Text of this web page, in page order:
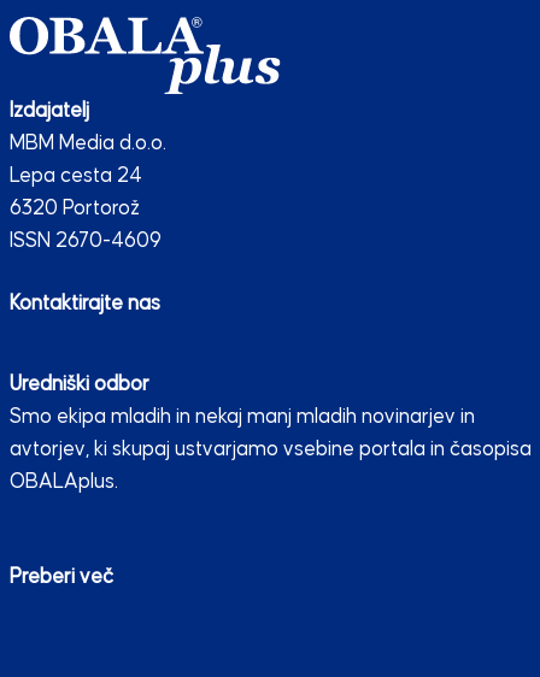
Izdajatelj
MBM Media d.o.o.
Lepa cesta 24
6320 Portorož
ISSN 2670-4609
Kontaktirajte nas
Uredniški odbor
Smo ekipa mladih in nekaj manj mladih novinarjev in
avtorjev, ki skupaj ustvarjamo vsebine portala in časopisa
OBALAplus.
Preberi več